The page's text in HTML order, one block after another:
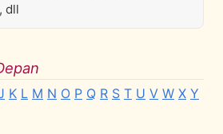
dll
K L M N O P Q R S T U V W X Y